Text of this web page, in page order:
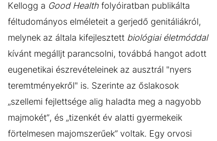
Kellogg a Good Health folyóiratban publikálta
féltudományos elméleteit a gerjedő genitáliákról,
melynek az általa kifejlesztett biológiai életmóddal
kívánt megálljt parancsolni, továbbá hangot adott
eugenetikai észrevételeinek az ausztrál "nyers
teremtményekről" is. Szerinte az őslakosok
„szellemi fejlettsége alig haladta meg a nagyobb
majmokét”, és „tizenkét év alatti gyermekeik
förtelmesen majomszerűek” voltak. Egy orvosi